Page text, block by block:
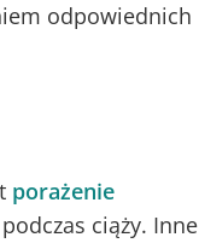
odpowiednich
porażenie
ciąży. Inne